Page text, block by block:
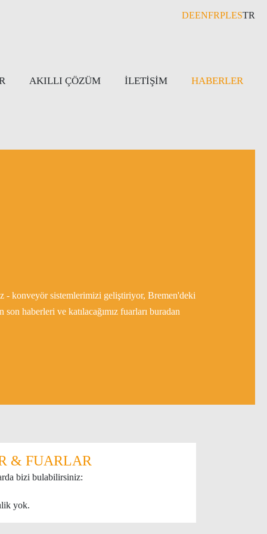
DEENFRPLESTR
AKILLI ÇÖZÜM İLETIŞIM HABERLER
konveyör sistemlerimizi geliştiriyor, Bremen'deki
haberleri ve katılacağımız fuarları buradan
& FUARLAR
bizi bulabilirsiniz:
yok.